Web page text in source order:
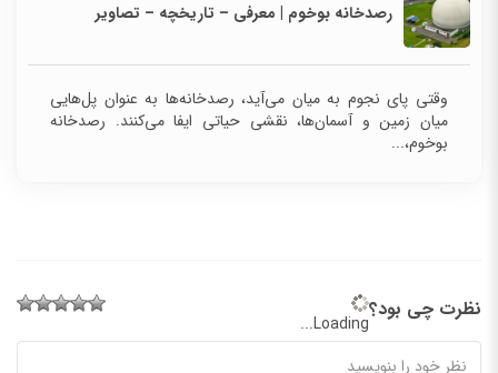
رصدخانه بوخوم | معرفی – تاریخچه – تصاویر
وقتی پای نجوم به میان می‌آید، رصدخانه‌ها به عنوان پل‌هایی
میان زمین و آسمان‌ها، نقشی حیاتی ایفا می‌کنند. رصدخانه
بوخوم،...
نظرت چی بود؟
Loading...